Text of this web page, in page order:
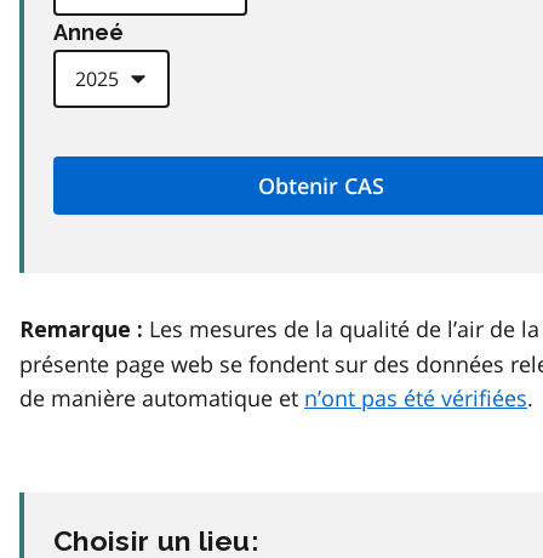
Anneé
Remarque : Les mesures de la qualité de l’air de la
présente page web se fondent sur des données
de manière automatique et n’ont pas été vérifiées.
Choisir un lieu: